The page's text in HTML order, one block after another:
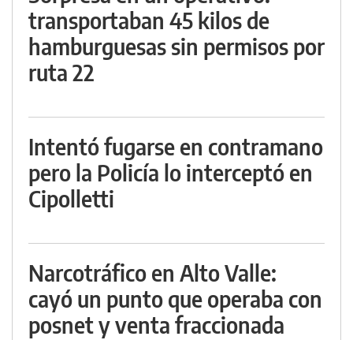
transportaban 45 kilos de
hamburguesas sin permisos por
ruta 22
Intentó fugarse en contramano
pero la Policía lo interceptó en
Cipolletti
Narcotráfico en Alto Valle:
cayó un punto que operaba con
posnet y venta fraccionada